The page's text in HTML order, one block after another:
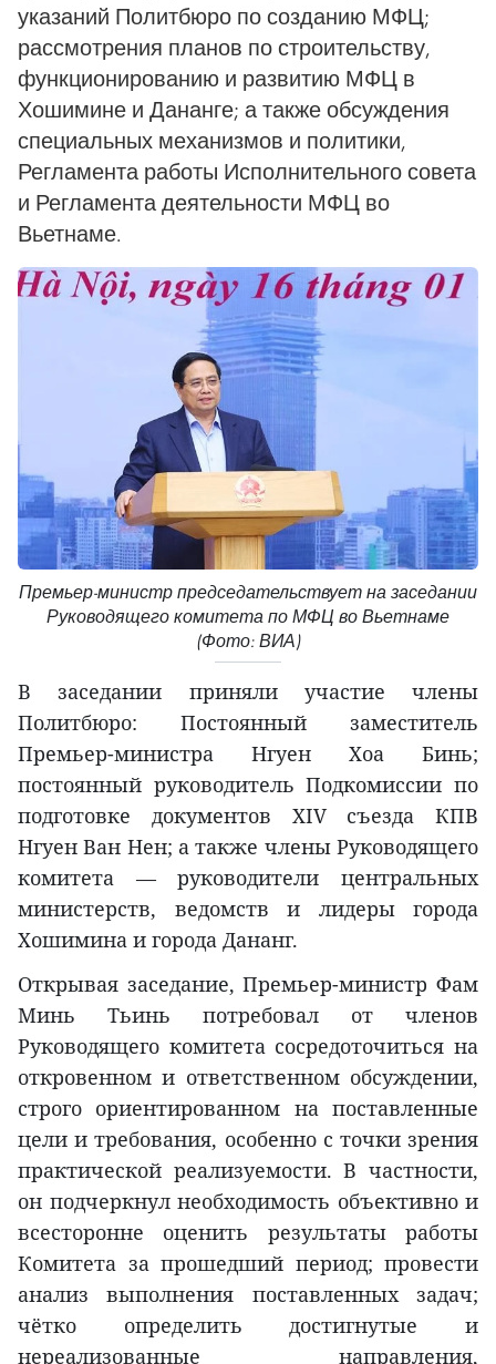
указаний Политбюро по созданию МФЦ;
рассмотрения планов по строительству,
функционированию и развитию МФЦ в
Хошимине и Дананге; а также обсуждения
специальных механизмов и политики,
Регламента работы Исполнительного совета
и Регламента деятельности МФЦ во
Вьетнаме.
Премьер-министр председательствует на заседании
Руководящего комитета по МФЦ во Вьетнаме
(Фото: ВИА)
В заседании приняли участие члены
Политбюро: Постоянный заместитель
Премьер-министра Нгуен Хоа Бинь;
постоянный руководитель Подкомиссии по
подготовке документов XIV съезда КПВ
Нгуен Ван Нен; а также члены Руководящего
комитета — руководители центральных
министерств, ведомств и лидеры города
Хошимина и города Дананг.
Открывая заседание, Премьер-министр Фам
Минь Тьинь потребовал от членов
Руководящего комитета сосредоточиться на
откровенном и ответственном обсуждении,
строго ориентированном на поставленные
цели и требования, особенно с точки зрения
практической реализуемости. В частности,
он подчеркнул необходимость объективно и
всесторонне оценить результаты работы
Комитета за прошедший период; провести
анализ выполнения поставленных задач;
чётко определить достигнутые и
нереализованные направления,